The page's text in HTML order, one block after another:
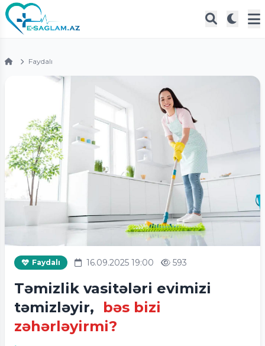
Faydalı
Faydalı 16.09.2025 19:00 593
Təmizlik vasitələri evimizi
təmizləyir,
bəs bizi
zəhərləyirmi?